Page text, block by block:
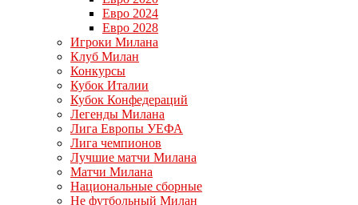
Евро 2024
Евро 2028
Игроки Милана
Клуб Милан
Конкурсы
Кубок Италии
Кубок Конфедераций
Легенды Милана
Лига Европы УЕФА
Лига чемпионов
Лучшие матчи Милана
Матчи Милана
Национальные сборные
Не футбольный Милан